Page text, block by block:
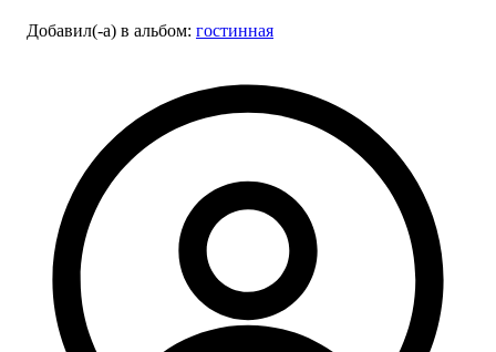
Добавил(-а) в альбом: гостинная